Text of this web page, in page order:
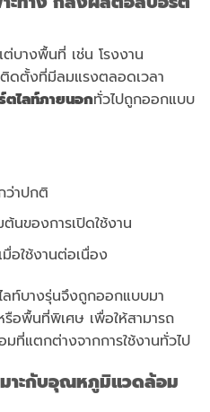
ต่บางพื้นที่ เช่น โรงงาน
ดตั้งที่มีลมแรงตลอดเวลา
ตไลท์ภายนอกทั่วไปถูกออกแบบ
ว่าปกติ
นของการเปิดใช้งาน
อใช้งานต่อเนื่อง
ลท์บางรุ่นจึงถูกออกแบบมา
รือพื้นที่พิเศษ เพื่อให้สามารถ
ที่แตกต่างจากการใช้งานทั่วไป
มาะกับอุณหภูมิแวดล้อม